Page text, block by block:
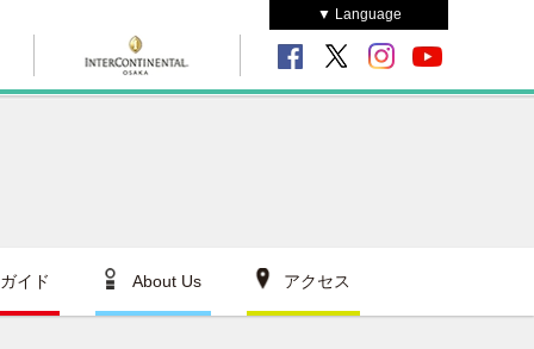
▼ Language
イド About Us アクセス